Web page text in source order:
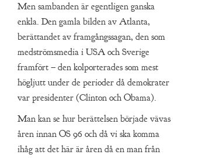
Men sambanden är egentligen ganska
enkla. Den gamla bilden av Atlanta,
berättandet av framgångssagan, den som
medströmsmedia i USA och Sverige
framfört – den kolporterades som mest
högljutt under de perioder då demokrater
var presidenter (Clinton och Obama).
Man kan se hur berättelsen började vävas
åren innan OS 96 och då vi ska komma
ihåg att det här är åren då en man från